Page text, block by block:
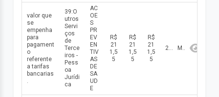
valor que
se
empenha
para
pagament
o
referente
a tarifas
bancarias
.
39:O
utros
Servi
ços
de
Terce
iros -
Pess
oa
Jurídi
ca
AC
OE
S
PR
EV
EN
TIV
AS
DE
SA
UD
E
R$
21
1,5
5
R$
21
1,5
5
R$
21
1,5
5
2026 Maio